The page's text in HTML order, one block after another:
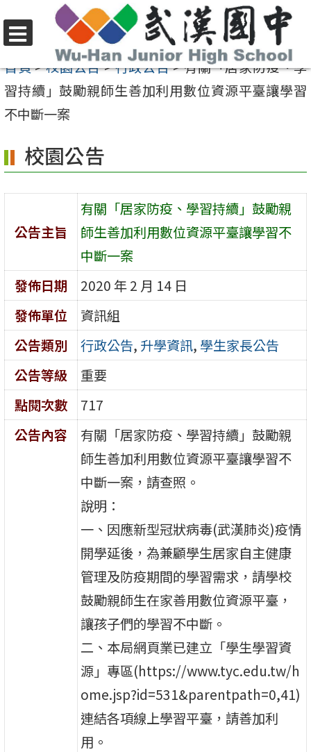
至
要
內
區
選
單
首頁>校園公告>行政公告>有關「居家防疫、學
習持續」鼓勵親師生善加利用數位資源平臺讓學習
不中斷一案
校園公告
公告主旨
有關「居家防疫、學習持續」鼓勵親
師生善加利用數位資源平臺讓學習不
中斷一案
發佈日期
2020 年 2 月 14 日
發佈單位
資訊組
公告類別
行政公告, 升學資訊, 學生家長公告
公告等級
重要
點閱次數
717
公告內容
有關「居家防疫、學習持續」鼓勵親
師生善加利用數位資源平臺讓學習不
中斷一案，請查照。
說明：
一、因應新型冠狀病毒(武漢肺炎)疫情
開學延後，為兼顧學生居家自主健康
管理及防疫期間的學習需求，請學校
鼓勵親師生在家善用數位資源平臺，
讓孩子們的學習不中斷。
二、本局網頁業已建立「學生學習資
源」專區(https://www.tyc.edu.tw/h
ome.jsp?id=531&parentpath=0,41)
連結各項線上學習平臺，請善加利
用。